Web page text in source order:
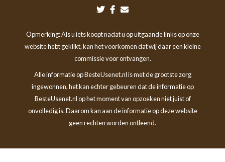
Opmerking: Als u iets koopt nadat u op uitgaande links op onze
website hebt geklikt, kan het voorkomen dat wij daar een kleine
commissie voor ontvangen.
Alle informatie op BesteUsenet.nl is met de grootste zorg
ingewonnen, het kan echter gebeuren dat de informatie op
BesteUsenet.nl op het moment van opzoeken niet juist of
onvolledig is. Daarom kan aan de informatie op deze website
geen rechten worden ontleend.